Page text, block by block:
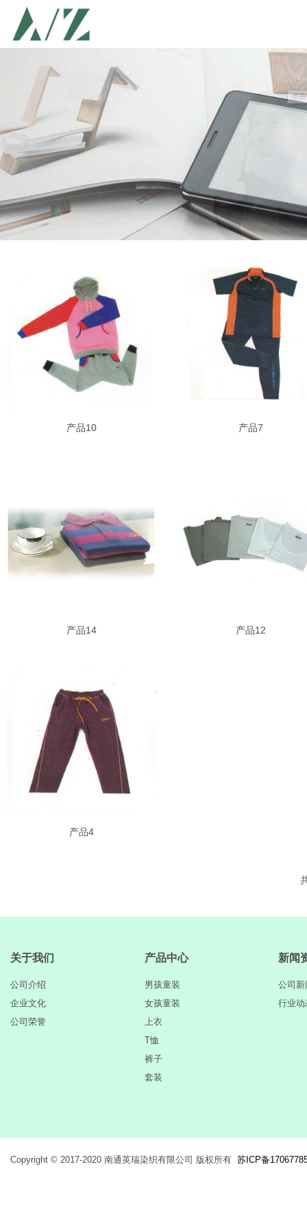
产品10 产品7
产品14 产品12
产品4
关于我们
公司介绍
企业文化
公司荣誉
产品中心
男孩童装
女孩童装
上衣
T恤
裤子
套装
新闻
公司新
行业动
Copyright © 2017-2020 南通英瑞染织有限公司 版权所有 苏ICP备